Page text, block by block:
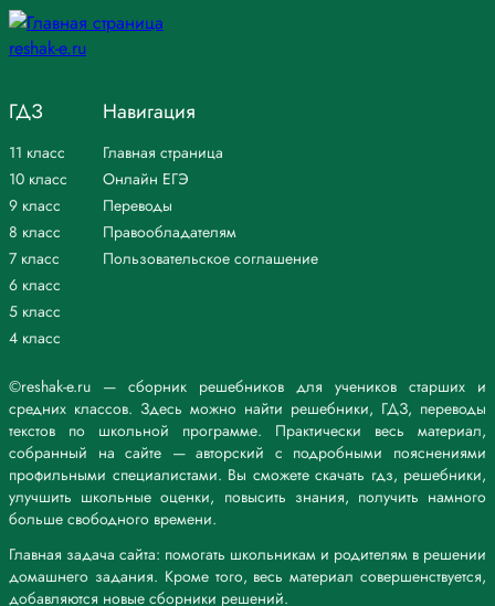
©reshak-e.ru — сборник решебников для учеников старших и
средних классов. Здесь можно найти решебники, ГДЗ, переводы
текстов по школьной программе. Практически весь материал,
собранный на сайте — авторский с подробными пояснениями
профильными специалистами. Вы сможете скачать гдз, решебники,
улучшить школьные оценки, повысить знания, получить намного
больше свободного времени.
Главная задача сайта: помогать школьникам и родителям в решении
домашнего задания. Кроме того, весь материал совершенствуется,
добавляются новые сборники решений.
ГДЗ
11 класс
10 класс
9 класс
8 класс
7 класс
6 класс
5 класс
4 класс
Навигация
Главная страница
Онлайн ЕГЭ
Переводы
Правообладателям
Пользовательское соглашение